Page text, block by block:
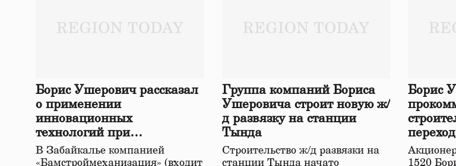
Борис Ушерович рассказал
о применении
инновационных
технологий при
строительстве нового моста
в Забайкалье
В Забайкалье компанией
«Бамстроймеханизация» (входит
Группа компаний Бориса
Ушеровича строит новую ж/
д развязку на станции
Тында
Строительство ж/д развязки на
станции Тында начато
Борис
1520